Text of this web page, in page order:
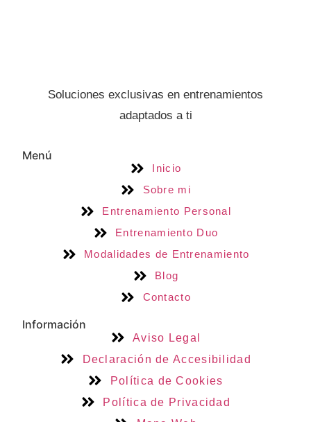
Soluciones exclusivas en entrenamientos
adaptados a ti
Menú
Inicio
Sobre mi
Entrenamiento Personal
Entrenamiento Duo
Modalidades de Entrenamiento
Blog
Contacto
Información
Aviso Legal
Declaración de Accesibilidad
Política de Cookies
Política de Privacidad